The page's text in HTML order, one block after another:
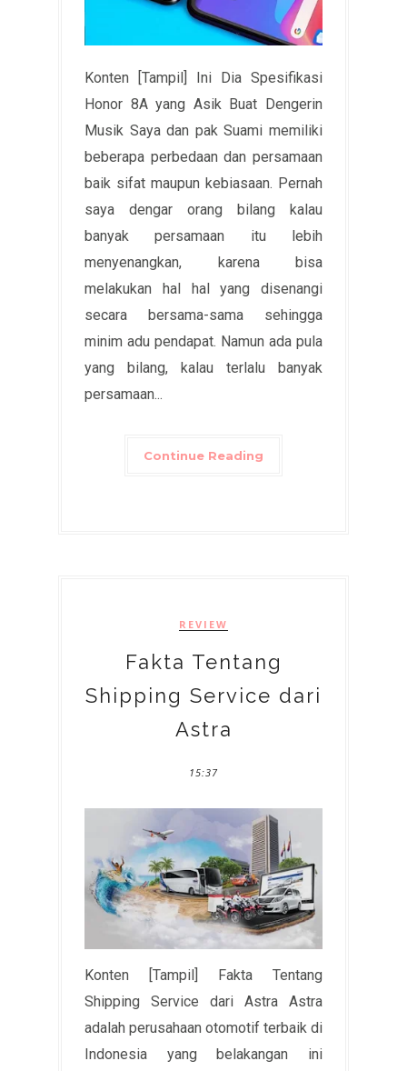
Konten [Tampil] Ini Dia Spesifikasi
Honor 8A yang Asik Buat Dengerin
Musik Saya dan pak Suami memiliki
beberapa perbedaan dan persamaan
baik sifat maupun kebiasaan. Pernah
saya dengar orang bilang kalau
banyak persamaan itu lebih
menyenangkan, karena bisa
melakukan hal hal yang disenangi
secara bersama-sama sehingga
minim adu pendapat. Namun ada pula
yang bilang, kalau terlalu banyak
persamaan...
Continue Reading
REVIEW
Fakta Tentang
Shipping Service dari
Astra
15:37
Konten [Tampil] Fakta Tentang
Shipping Service dari Astra Astra
adalah perusahaan otomotif terbaik di
Indonesia yang belakangan ini